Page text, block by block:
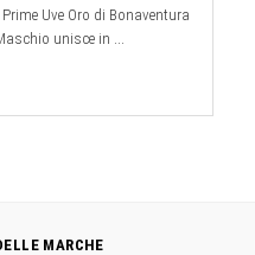
Uve Oro di Bonaventura
unisce in ...
MARCHE